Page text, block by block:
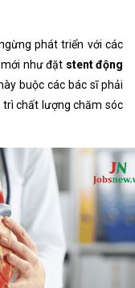
phát triển với các
như đặt stent động
buộc các bác sĩ phải
trì chất lượng chăm sóc